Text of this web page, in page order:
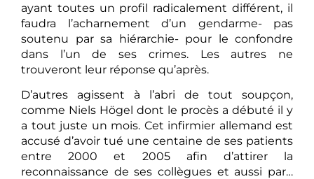
ayant toutes un profil radicalement différent, il
faudra l’acharnement d’un gendarme- pas
soutenu par sa hiérarchie- pour le confondre
dans l’un de ses crimes. Les autres ne
trouveront leur réponse qu’après.
D’autres agissent à l’abri de tout soupçon,
comme Niels Högel dont le procès a débuté il y
a tout juste un mois. Cet infirmier allemand est
accusé d’avoir tué une centaine de ses patients
entre 2000 et 2005 afin d’attirer la
reconnaissance de ses collègues et aussi par…